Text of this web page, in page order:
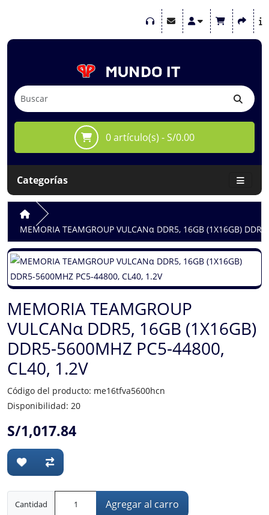
0 artículo(s) - S/0.00
Categorías
MEMORIA TEAMGROUP VULCANα DDR5, 16GB (1X16GB)
MEMORIA TEAMGROUP
VULCANα DDR5, 16GB (1X16GB)
DDR5-5600MHZ PC5-44800,
CL40, 1.2V
Código del producto: me16tfva5600hcn
Disponibilidad: 20
S/1,017.84
Cantidad Agregar al carro